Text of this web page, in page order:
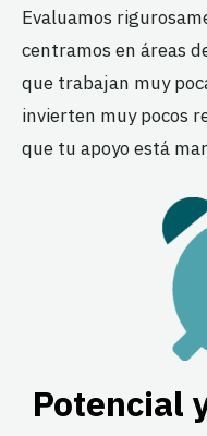
Evaluamos
centramos en áreas
que trabajan muy
invierten muy pocos
que tu apoyo está
Potencial